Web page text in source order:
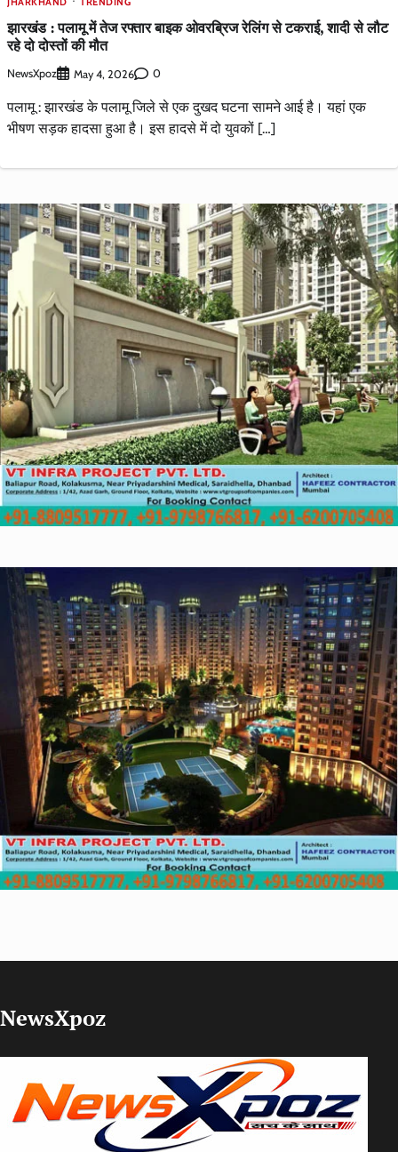
झारखंड : पलामू में तेज रफ्तार बाइक ओवरब्रिज रेलिंग से टकराई, शादी से लौट
रहे दो दोस्तों की मौत
NewsXpoz May 4, 2026 0
पलामू : झारखंड के पलामू जिले से एक दुखद घटना सामने आई है। यहां एक
भीषण सड़क हादसा हुआ है। इस हादसे में दो युवकों […]
NewsXpoz